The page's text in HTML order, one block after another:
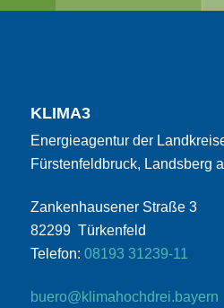
KLIMA3
Energieagentur der
Fürstenfeldbruck, Landsberg
Zankenhausener Straße 3
82299 Türkenfeld
Telefon: 08193 31239-11
buero@klimahochdrei.bayern